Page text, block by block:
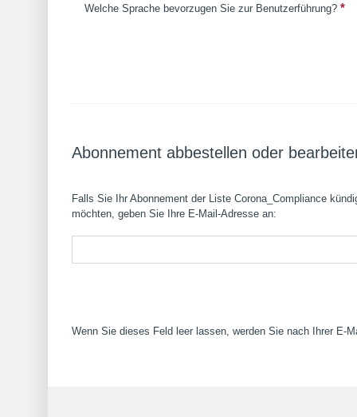
Welche Sprache bevorzugen Sie zur Benutzerführung? *
Abonnement abbestellen oder
Falls Sie Ihr Abonnement der Liste Corona_Compliance
möchten, geben Sie Ihre E-Mail-Adresse an:
Wenn Sie dieses Feld leer lassen, werden Sie nach Ihrer E-